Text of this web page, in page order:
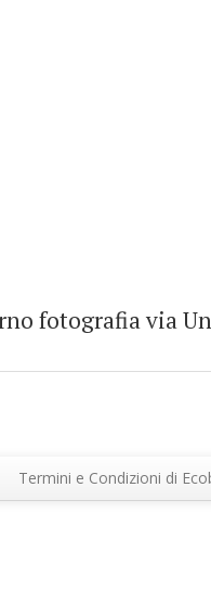
fotografia via
Termini e Condizioni di